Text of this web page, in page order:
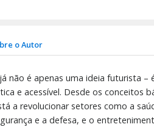
o Autor
não é apenas uma ideia futurista
e acessível. Desde os conceitos
a revolucionar setores como a
e a defesa, e o